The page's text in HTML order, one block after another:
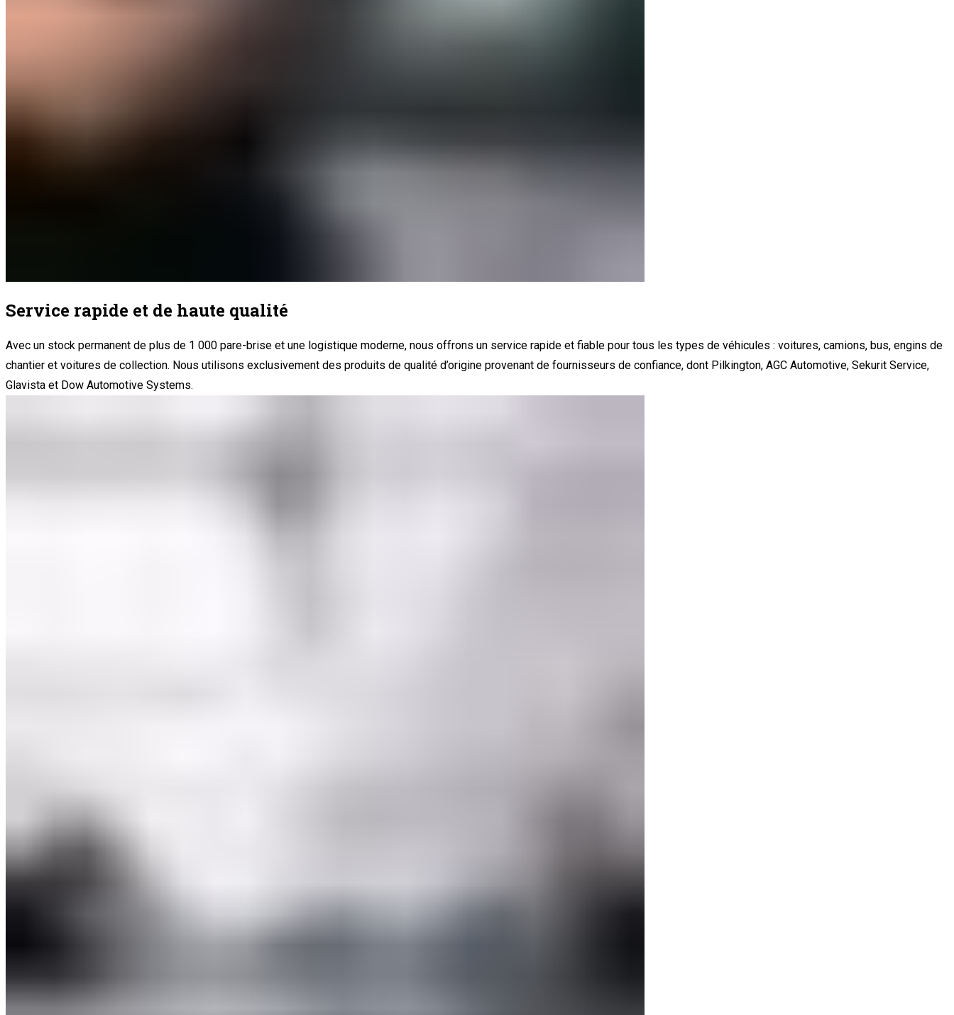
Service rapide et de haute qualité
Avec un stock permanent de plus de 1 000 pare-brise et une logistique moderne, nous offrons un service rapide et fiable pour tous les types de véhicules : voitures, camions, bus, engins de
chantier et voitures de collection. Nous utilisons exclusivement des produits de qualité d’origine provenant de fournisseurs de confiance, dont Pilkington, AGC Automotive, Sekurit Service,
Glavista et Dow Automotive Systems.